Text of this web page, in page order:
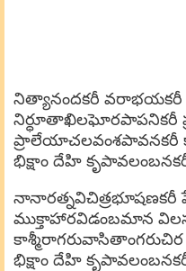
నిత్యానందకరీ వరాభయకరీ
నిర్ధూతాఖిలఘోరపాపనికరీ
ప్రాలేయాచలవంశపావనకరీ
భిక్షాం దేహి
ముక్తాహారవిడంబమాన
భిక్షాం దేహి